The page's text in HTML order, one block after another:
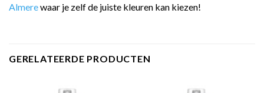
Almerewaar je zelf de juiste kleuren kan kiezen!
GERELATEERDE PRODUCTEN